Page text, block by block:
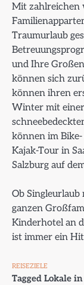
Mit zahlreichen
Traumurlaub
und Ihre
können sich
können ihren
Winter mit
können im
Kajak-Tour in
Salzburg auf
Ob
ganzen
Kinderhotel an
ist immer ein
REISEZIELE
Tagged Lokale